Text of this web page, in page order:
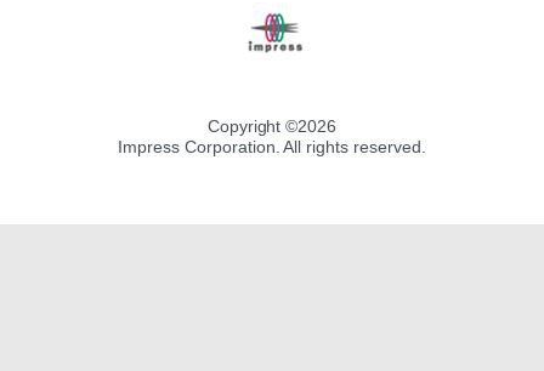
Copyright ©2026
Impress Corporation. All rights reserved.